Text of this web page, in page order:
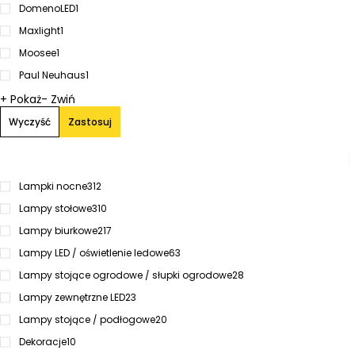
DomenoLED1
Maxlight1
Moosee1
Paul Neuhaus1
+ Pokaż- Zwiń
Wyczyść Zastosuj
Lampki nocne312
Lampy stołowe310
Lampy biurkowe217
Lampy LED / oświetlenie ledowe63
Lampy stojące ogrodowe / słupki ogrodowe28
Lampy zewnętrzne LED23
Lampy stojące / podłogowe20
Dekoracje10